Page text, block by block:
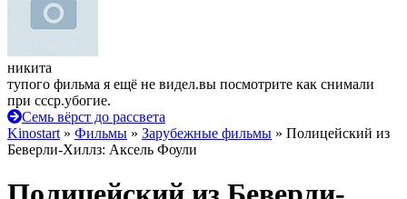
никита
тупого фильма я ещё не видел.вы посмотрите как снимали
при ссср.убогие.
Семь вёрст до рассвета
Kinostart » Фильмы » Зарубежные фильмы » Полицейский из
Беверли-Хиллз: Аксель Фоули